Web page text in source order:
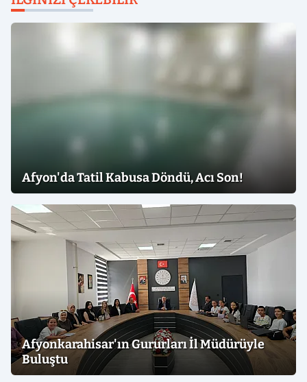
Afyon'da Tatil Kabusa Döndü, Acı Son!
Afyonkarahisar'ın Gururları İl Müdürüyle
Buluştu